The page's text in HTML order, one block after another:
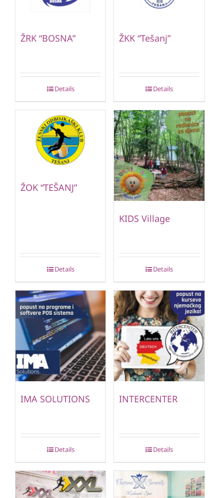
ŽRK “BOSNA”
Details
ŽKK “Tešanj”
Details
ŽOK “TEŠANJ”
Details
KIDS Village
Details
IMA SOLUTIONS
Details
INTERCENTER
Details